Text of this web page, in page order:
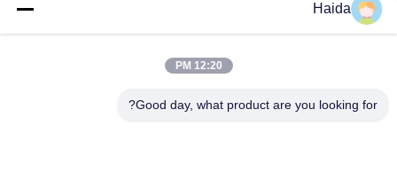
Haida
12:20 PM
Good day, what product are you looking for?